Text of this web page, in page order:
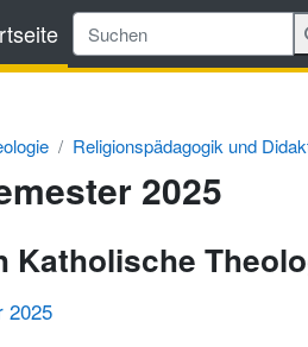
Religionspädagogik und
2025
Katholische
2025